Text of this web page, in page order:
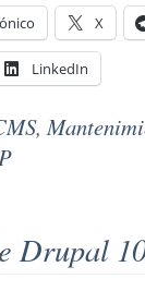
X
LinkedIn
,
Drupal